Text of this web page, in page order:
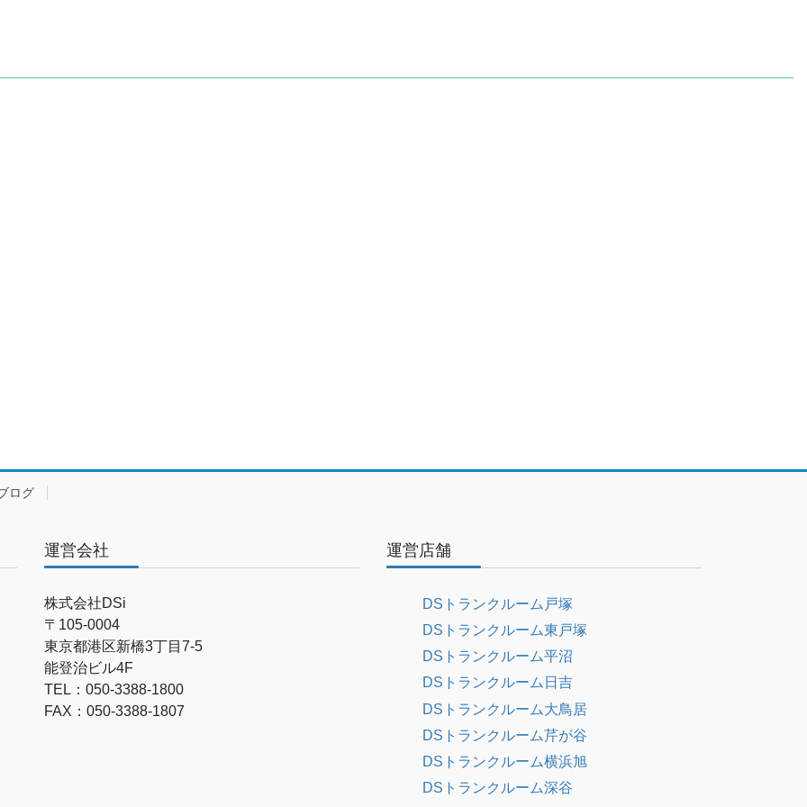
ログ
運営会社
株式会社DSi
〒105-0004
東京都港区新橋3丁目7-5
能登治ビル4F
TEL：050-3388-1800
FAX：050-3388-1807
運営店舗
DSトランクルーム戸塚
DSトランクルーム東戸塚
DSトランクルーム平沼
DSトランクルーム日吉
DSトランクルーム大鳥居
DSトランクルーム芹が谷
DSトランクルーム横浜旭
DSトランクルーム深谷